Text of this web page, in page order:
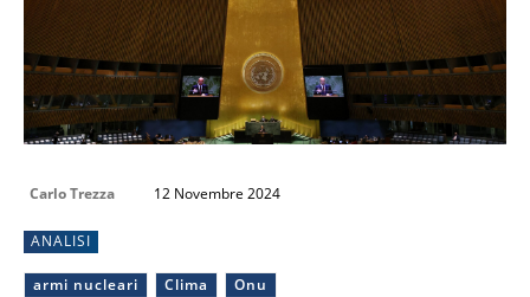
Carlo Trezza 12 Novembre 2024
ANALISI
armi nucleari Clima Onu